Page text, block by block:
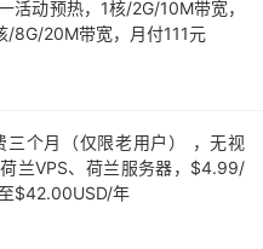
活动预热，1核/2G/10M带宽，
/8G/20M带宽，月付111元
三个月（仅限老用户） ，无视
兰VPS、荷兰服务器，$4.99/
$42.00USD/年